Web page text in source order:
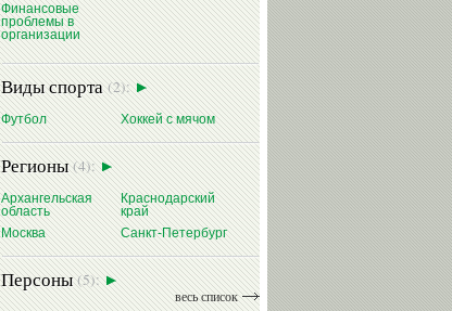
1946г. — родилсяВиктор
БАЖЕНОВ(фехтование)
читать далее
Финансовые
проблемы в
организации
Виды спорта(2):
Футбол Хоккей с мячом
Регионы(4):
Архангельская
область
Краснодарский
край
Москва
Санкт-Петербург
Персоны(5):
весь список